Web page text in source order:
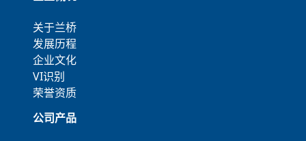
关于兰桥
发展历程
企业文化
VI识别
荣誉资质
公司产品